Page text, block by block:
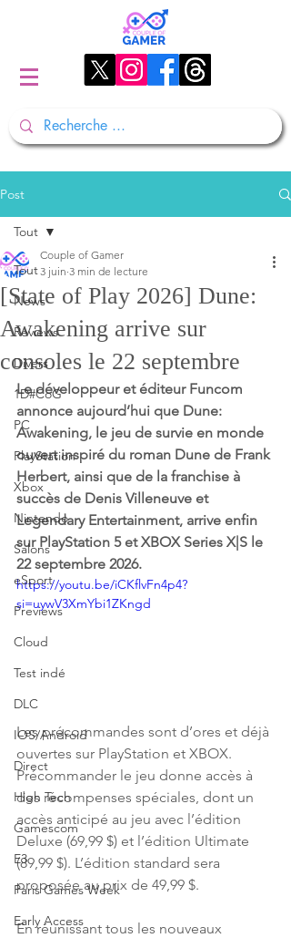
Post
Tout
News
Reviews
Divers
1D#CoG
PC
PlayStation
Xbox
Nintendo
Salons
eSport
Previews
Cloud
Test indé
DLC
IOS/Android
Direct
High Tech
Gamescom
E3
Paris Games Week
Early Access
Tout
[State of Play 2026] Dune:
Awakening arrive sur
consoles le 22 septembre
Couple of Gamer
3 juin 3 min de lecture
Le développeur et éditeur Funcom
annonce aujourd’hui que Dune:
Awakening, le jeu de survie en monde
ouvert inspiré du roman Dune de Frank
Herbert, ainsi que de la franchise à
succès de Denis Villeneuve et
Legendary Entertainment, arrive enfin
sur PlayStation 5 et XBOX Series X|S le
22 septembre 2026.
https://youtu.be/iCKflvFn4p4?
si=uywV3XmYbi1ZKngd
Les précommandes sont d’ores et déjà
ouvertes sur PlayStation et XBOX.
Précommander le jeu donne accès à
des récompenses spéciales, dont un
accès anticipé au jeu avec l’édition
Deluxe (69,99 $) et l’édition Ultimate
(89,99 $). L’édition standard sera
proposée au prix de 49,99 $.
En réunissant tous les nouveaux